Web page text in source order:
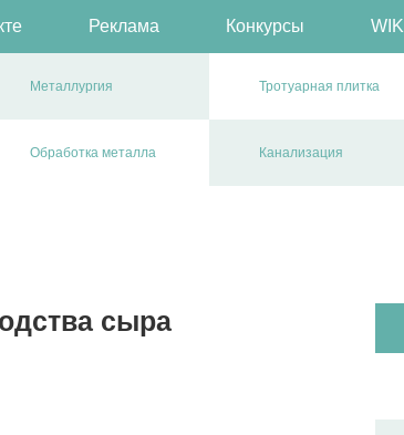
Реклама Конкурсы WIKI
Металлургия Тротуарная плитка
Обработка металла Канализация
сыра